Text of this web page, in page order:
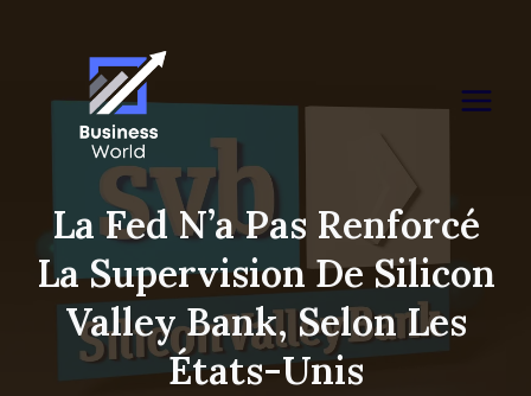
La Fed N’a Pas Renforcé
La Supervision De Silicon
Valley Bank, Selon Les
États-Unis